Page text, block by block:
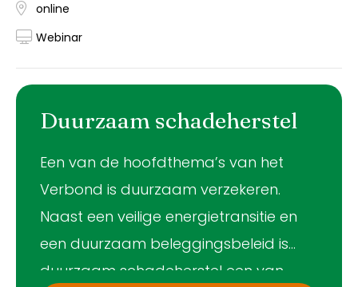
online
Webinar
Duurzaam schadeherstel
Een van de hoofdthema’s van het
Verbond is duurzaam verzekeren.
Naast een veilige energietransitie en
een duurzaam beleggingsbeleid is
duurzaam schadeherstel een van